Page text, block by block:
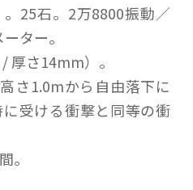
。25石。2万8800振動／
ター。
厚さ14mm）。
さ1.0mから自由落下に
受ける衝撃と同等の衝
。